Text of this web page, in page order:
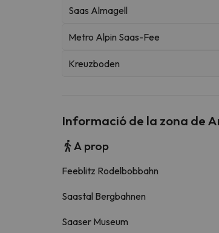
Saas Almagell
Metro Alpin Saas-Fee
Kreuzboden
Informació de la zona de
A prop
Feeblitz Rodelbobbahn
Saastal Bergbahnen
Saaser Museum